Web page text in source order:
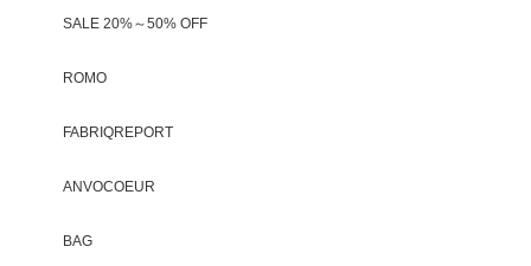
SALE 20%～50% OFF
ROMO
FABRIQREPORT
ANVOCOEUR
BAG